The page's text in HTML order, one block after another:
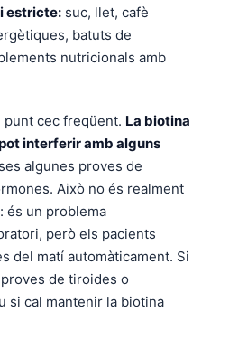
estricte: suc, llet, cafè
batuts de
nutricionals amb
punt cec freqüent. La biotina
interferir amb alguns
algunes proves de
Això no és realment
és un problema
però els pacients
del matí automàticament. Si
de tiroides o
si cal mantenir la biotina